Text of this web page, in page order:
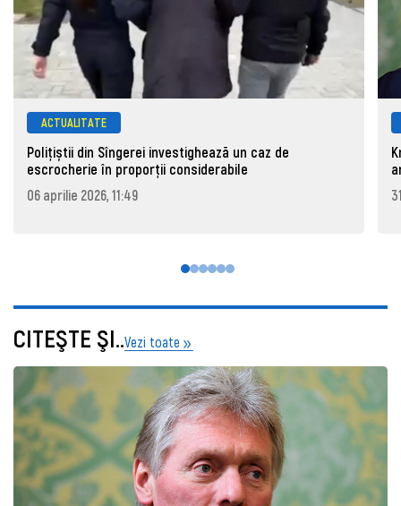
ACTUALITATE
Polițiștii din Sîngerei investighează un caz de
escrocherie în proporții considerabile
06 aprilie 2026, 11:49
CITEŞTE ŞI..Vezi toate